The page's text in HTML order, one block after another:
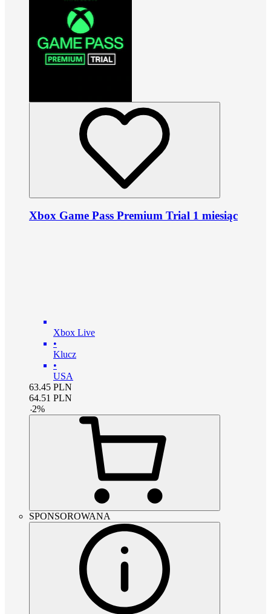
Xbox Game Pass Premium Trial 1 miesiąc
Xbox Live
•
Klucz
•
USA
63.45 PLN
64.51 PLN
-2%
SPONSOROWANA